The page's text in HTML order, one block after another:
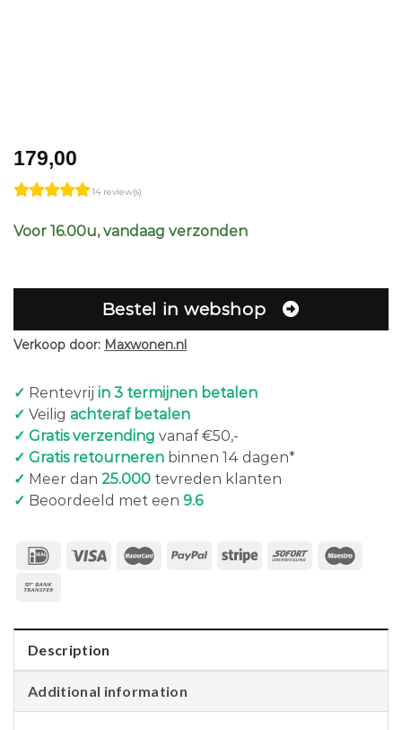
179,00
14 review(s)
Voor 16.00u, vandaag verzonden
Bestel in webshop
Verkoop door: Maxwonen.nl
✓ Rentevrij in 3 termijnen betalen
✓ Veilig achteraf betalen
✓ Gratis verzending vanaf €50,-
✓ Gratis retourneren binnen 14 dagen*
✓ Meer dan 25.000 tevreden klanten
✓ Beoordeeld met een 9.6
Description
Additional information